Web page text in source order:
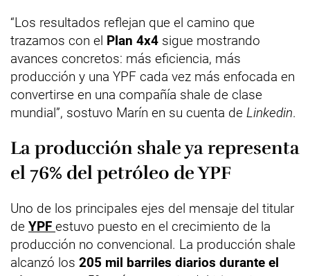
“Los resultados reflejan que el camino que
trazamos con el Plan 4x4 sigue mostrando
avances concretos: más eficiencia, más
producción y una YPF cada vez más enfocada en
convertirse en una compañía shale de clase
mundial”, sostuvo Marín en su cuenta de Linkedin.
La producción shale ya representa
el 76% del petróleo de YPF
Uno de los principales ejes del mensaje del titular
de YPF estuvo puesto en el crecimiento de la
producción no convencional. La producción shale
alcanzó los 205 mil barriles diarios durante el